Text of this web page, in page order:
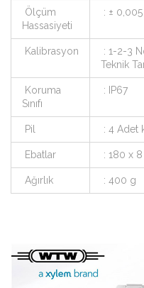
Ölçüm
Hassasiyeti
: ±
Kalibrasyon
: 1-2-3
Teknik
Koruma
Sınıfı
: IP67
Pil : 4 Adet
Ebatlar : 180 x
Ağırlık : 400 g